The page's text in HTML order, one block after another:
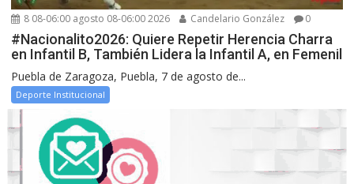
8 08-06:00 agosto 08-06:00 2026 Candelario González 0
#Nacionalito2026: Quiere Repetir Herencia Charra
en Infantil B, También Lidera la Infantil A, en Femenil
Puebla de Zaragoza, Puebla, 7 de agosto de...
Deporte Institucional